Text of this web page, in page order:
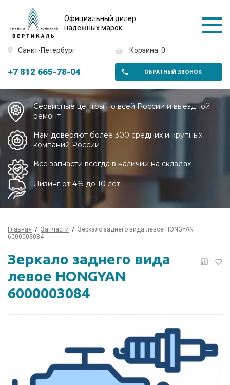
Официальный дилер
надежных марок
Санкт-Петербург Корзина: 0
+7 812 665-78-04 ОБРАТНЫЙ ЗВОНОК
Сервисные центры по всей России и выездной
ремонт
Нам доверяют более 300 средних и крупных
компаний России
Все запчасти всегда в наличии на складах
Лизинг от 4% до 10 лет
Главная Запчасти
Зеркало заднего вида левое HONGYAN
6000003084
Зеркало заднего вида
левое HONGYAN
6000003084